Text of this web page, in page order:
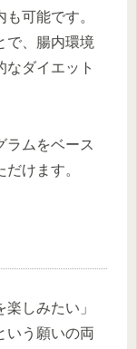
可能です。
で、腸内環境
なダイエット
ラムをベース
けます。
しみたい」
いう願いの両